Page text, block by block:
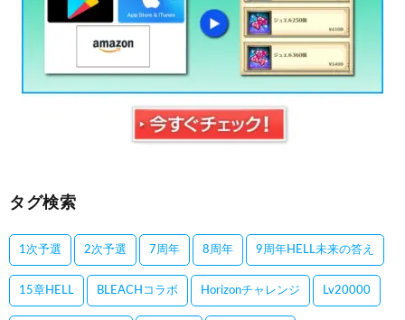
タグ検索
1次予選 2次予選 7周年 8周年 9周年HELL未来の答え
15章HELL BLEACHコラボ Horizonチャレンジ Lv20000